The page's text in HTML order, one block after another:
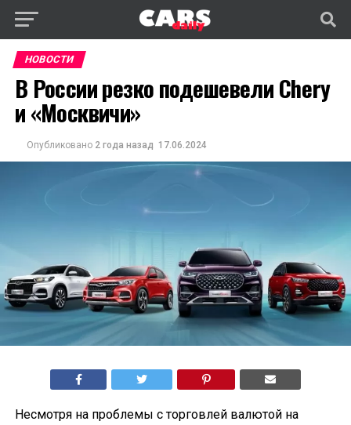
НОВОСТИ
В России резко подешевели Chery
и «Москвичи»
Опубликовано 2 года назад 17.06.2024
Несмотря на проблемы с торговлей валютой на